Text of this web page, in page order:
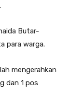
Butar-
para warga.
mengerahkan
dan 1 pos